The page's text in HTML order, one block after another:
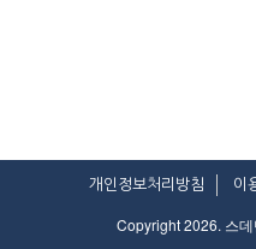
개인정보처리방침 이
Copyright 2026. 스